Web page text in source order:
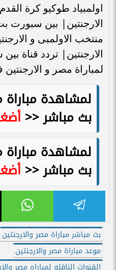
اولمبياد طوكيو كرة
الارجنتين| بين سبورت
منتخب الاولمبى و
الارجنتين| تردد قناة
لمباراة مصر و
لمشاهدة مباراة
بث مباشر <<
لمشاهدة مباراة
بث مباشر <<
بث مباشر مباراة مصر والارجنتين
موعد مباراة مصر والارجنتين
القنوات الناقله لمباراه مصر